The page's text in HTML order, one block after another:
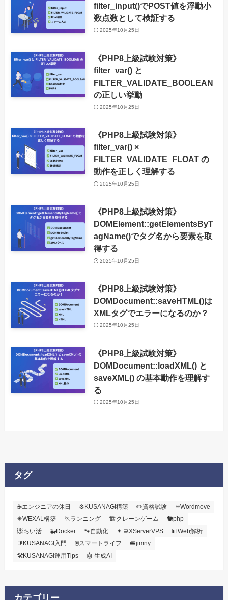
filter_input()でPOST値を浮動小
数点数として検証する
2025年10月25日
《PHP8上級試験対策》
filter_var() と
FILTER_VALIDATE_BOOLEAN
の正しい挙動
2025年10月25日
《PHP8上級試験対策》
filter_var() ×
FILTER_VALIDATE_FLOAT の
動作を正しく理解する
2025年10月25日
《PHP8上級試験対策》
DOMElement::getElementsByT
agName()でタグ名から要素を取
得する
2025年10月25日
《PHP8上級試験対策》
DOMDocument::saveHTML()は
XMLタグでエラーになるのか？
2025年10月25日
《PHP8上級試験対策》
DOMDocument::loadXML() と
saveXML() の基本動作を理解す
る
2025年10月25日
タグ
☕エンジニアの休日 ⚙️KUSANAGI構築 ✏️資格試験
✳️Wordmove
✴️WEXAL構築
🏃ランニング 🏗️クレーンゲーム
🐘php
🐭ちい活
🐳Docker 🐾自動化 👨‍💻XServerVPS
📊Web解析
🔰KUSANAGI入門
🖲️スマートライフ
🚐jimny
🛠KUSANAGI運用Tips
🤖 生成AI